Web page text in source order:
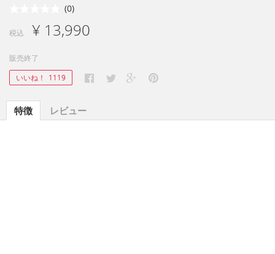
(0)
税込 ¥ 13,990
販売終了
いいね！
1119
特徴 レビュー